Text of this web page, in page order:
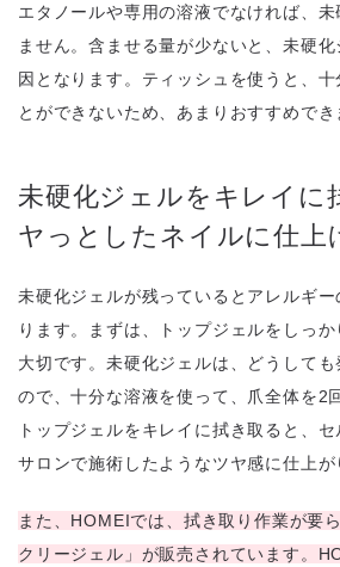
エタノールや専用の溶液でなければ、
ません。含ませる量が少ないと、未硬
因となります。ティッシュを使うと、十
とができないため、あまりおすすめでき
未硬化ジェルをキレイに
ヤっとしたネイルに仕上
未硬化ジェルが残っているとアレルギ
ります。まずは、トップジェルをしっ
大切です。未硬化ジェルは、どうして
ので、十分な溶液を使って、爪全体を2
トップジェルをキレイに拭き取ると、
サロンで施術したようなツヤ感に仕上が
また、HOMEIでは、拭き取り作業が要
クリージェル」が販売されています。